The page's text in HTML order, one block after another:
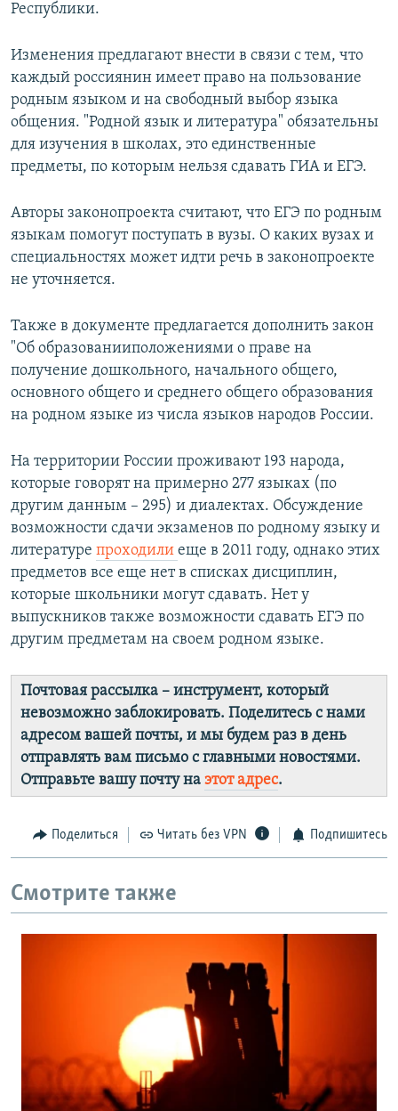
Республики.
Изменения предлагают внести в связи с тем, что
каждый россиянин имеет право на пользование
родным языком и на свободный выбор языка
общения. "Родной язык и литература" обязательны
для изучения в школах, это единственные
предметы, по которым нельзя сдавать ГИА и ЕГЭ.
Авторы законопроекта считают, что ЕГЭ по родным
языкам помогут поступать в вузы. О каких вузах и
специальностях может идти речь в законопроекте
не уточняется.
Также в документе предлагается дополнить закон
"Об образованииположениями о праве на
получение дошкольного, начального общего,
основного общего и среднего общего образования
на родном языке из числа языков народов России.
На территории России проживают 193 народа,
которые говорят на примерно 277 языках (по
другим данным – 295) и диалектах. Обсуждение
возможности сдачи экзаменов по родному языку и
литературе проходили еще в 2011 году, однако этих
предметов все еще нет в списках дисциплин,
которые школьники могут сдавать. Нет у
выпускников также возможности сдавать ЕГЭ по
другим предметам на своем родном языке.
Почтовая рассылка – инструмент, который
невозможно заблокировать. Поделитесь с нами
адресом вашей почты, и мы будем раз в день
отправлять вам письмо с главными новостями.
Отправьте вашу почту на этот адрес.
Поделиться Читать без VPN Подпишитесь
Смотрите также